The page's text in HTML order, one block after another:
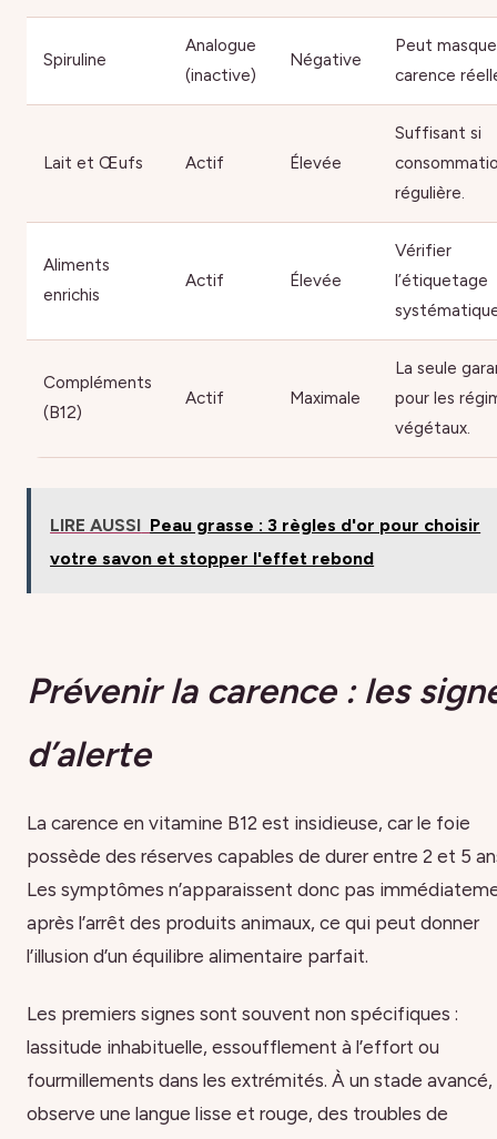
Spiruline
Analogue
(inactive)
Négative
Peut
carence
Lait et Œufs Actif Élevée
Suffisant si
régulière.
Aliments
enrichis
Actif Élevée
Vérifier
l’étiquetage
Compléments
(B12)
Actif Maximale
La seule
pour les
végétaux.
LIRE AUSSI Peau grasse : 3 règles d'or pour choisir
votre savon et stopper l'effet rebond
Prévenir la carence : les
d’alerte
La carence en vitamine B12 est insidieuse, car le foie
possède des réserves capables de durer entre 2 et 5
Les symptômes n’apparaissent donc pas
après l’arrêt des produits animaux, ce qui peut donner
l’illusion d’un équilibre alimentaire parfait.
Les premiers signes sont souvent non spécifiques :
lassitude inhabituelle, essoufflement à l’effort ou
fourmillements dans les extrémités. À un stade avancé,
observe une langue lisse et rouge, des troubles de